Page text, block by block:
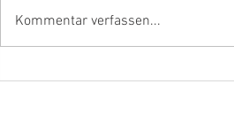
Kommentar verfassen...